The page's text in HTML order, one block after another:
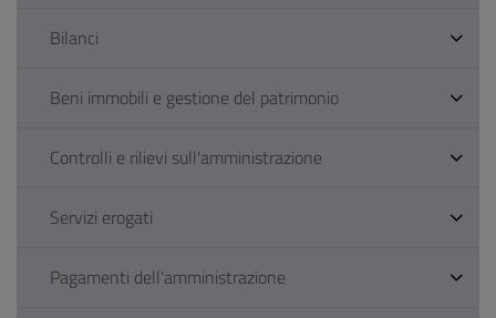
Bilanci
Beni immobili e gestione del patrimonio
Controlli e rilievi sull'amministrazione
Servizi erogati
Pagamenti dell'amministrazione